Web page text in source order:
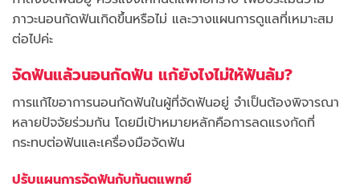
ภาวะนอนกัดฟันเกิดขึ้นหรือไม่ และวางแผนการดูแลที่เหมาะสม
ต่อไปค่ะ
จัดฟันแล้วนอนกัดฟัน แก้ยังไงไม่ให้ฟันล้ม?
การแก้ไขอาการนอนกัดฟันในผู้ที่จัดฟันอยู่ จำเป็นต้องพิจารณา
หลายปัจจัยร่วมกัน โดยมีเป้าหมายหลักคือการลดแรงกัดที่
กระทบต่อฟันและเครื่องมือจัดฟัน
ปรับแผนการจัดฟันกับทันตแพทย์